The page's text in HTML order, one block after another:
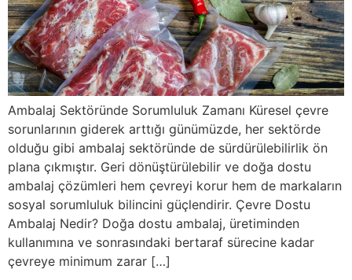
Ambalaj Sektöründe Sorumluluk Zamanı Küresel çevre
sorunlarının giderek arttığı günümüzde, her sektörde
olduğu gibi ambalaj sektöründe de sürdürülebilirlik ön
plana çıkmıştır. Geri dönüştürülebilir ve doğa dostu
ambalaj çözümleri hem çevreyi korur hem de markaların
sosyal sorumluluk bilincini güçlendirir. Çevre Dostu
Ambalaj Nedir? Doğa dostu ambalaj, üretiminden
kullanımına ve sonrasındaki bertaraf sürecine kadar
çevreye minimum zarar […]